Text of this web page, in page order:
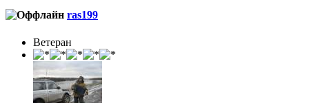
ras199
Ветеран